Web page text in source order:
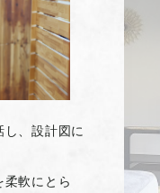
、設計図に
柔軟にとら